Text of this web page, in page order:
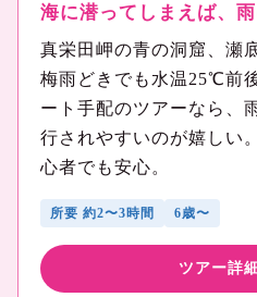
海に潜ってしまえば、雨
真栄田岬の青の洞窟、瀬
梅雨どきでも水温25℃前
ート手配のツアーなら、
行されやすいのが嬉しい
心者でも安心。
所要 約2〜3時間 6歳〜
ツアー詳